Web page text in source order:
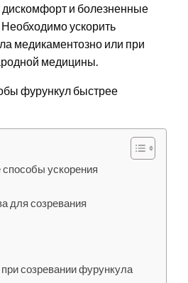
дискомфорт и болезненные
ускорить
медикаментозно или при
медицины.
ускорения
для созревания
созревании фурункула